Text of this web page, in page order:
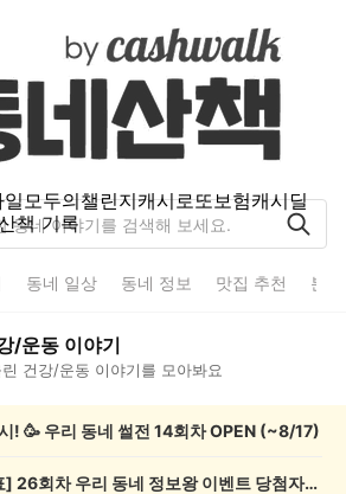
일모두의챌린지캐시로또보험캐시딜
책 기록
동네 일상 동네 정보 맛집 추천 분
/운동 이야기
건강/운동 이야기를 모아봐요
! 🥳 우리 동네 썰전 14회차 OPEN (~8/17)
💰[당첨자 발표] 26회차 우리 동네 정보왕 이벤트 당첨자를 발표합니다!